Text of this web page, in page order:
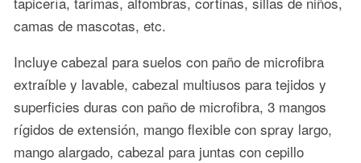
camas de mascotas, etc.
Incluye cabezal para suelos con paño de microfibra
extraíble y lavable, cabezal multiusos para tejidos y
superficies duras con paño de microfibra, 3 mangos
rígidos de extensión, mango flexible con spray largo,
mango alargado, cabezal para juntas con cepillo